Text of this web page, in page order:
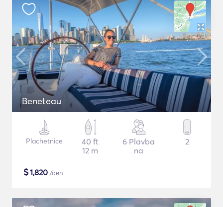
Beneteau
Plachetnice
40 ft
12 m
6 Plavba
na
2
$1,820 /den